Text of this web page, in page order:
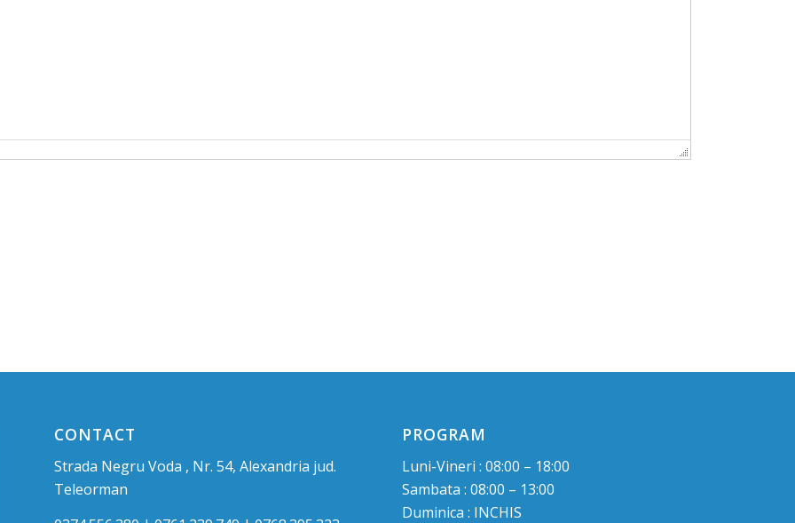
CONTACT
Strada Negru Voda , Nr. 54, Alexandria jud.
Teleorman
PROGRAM
Luni-Vineri : 08:00 – 18:00
Sambata : 08:00 – 13:00
Duminica : INCHIS